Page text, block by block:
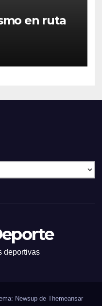
en ruta
deportivas
Newsup de Themeansar